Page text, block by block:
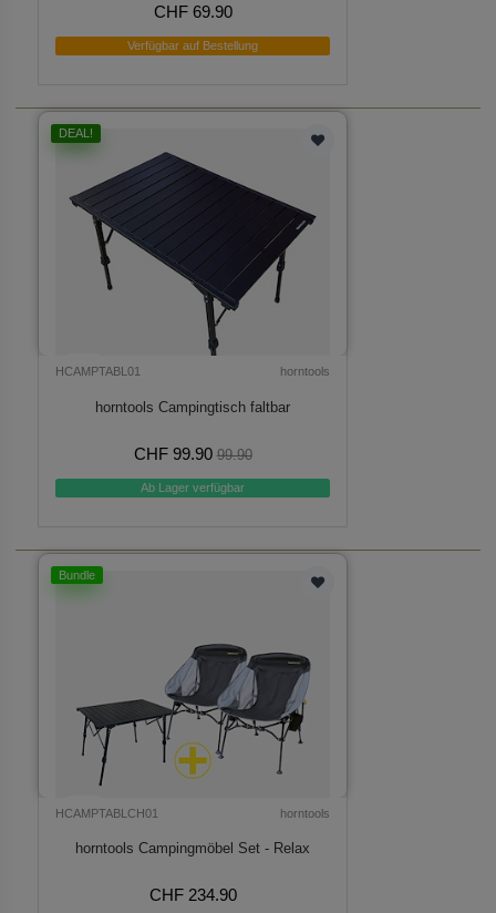
CHF 69.90
Verfügbar auf Bestellung
DEAL!
HCAMPTABL01 horntools
horntools Campingtisch faltbar
CHF 99.90 99.90
Ab Lager verfügbar
Bundle
HCAMPTABLCH01 horntools
horntools Campingmöbel Set - Relax
CHF 234.90